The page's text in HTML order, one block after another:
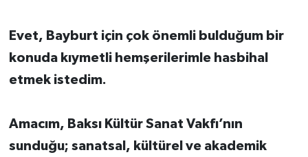
Evet, Bayburt için çok önemli bulduğum bir
konuda kıymetli hemşerilerimle hasbihal
etmek istedim.
Amacım, Baksı Kültür Sanat Vakfı’nın
sunduğu; sanatsal, kültürel ve akademik